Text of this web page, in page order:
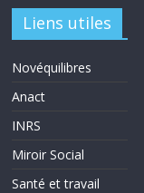
Liens utiles
Novéquilibres
Anact
INRS
Miroir Social
Santé et travail